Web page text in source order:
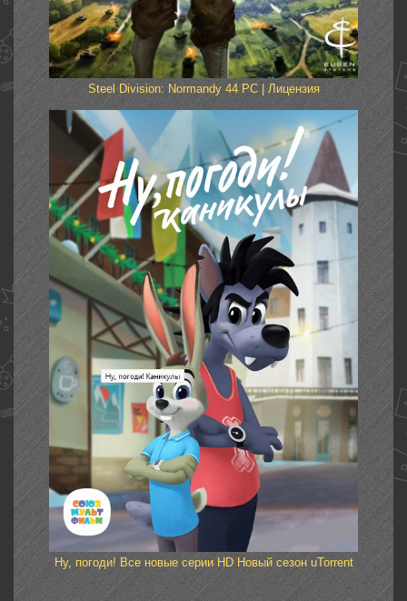
Steel Division: Normandy 44 PC | Лицензия
Ну, погоди! Все новые серии HD Новый сезон uTorrent